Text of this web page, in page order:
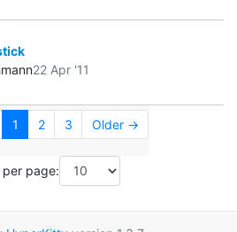
22 Apr '11
1 2 3 Older →
per page: